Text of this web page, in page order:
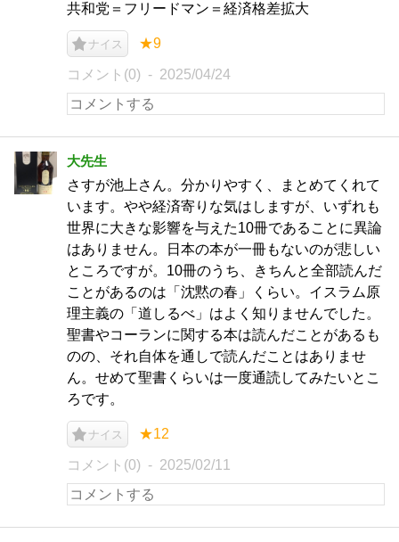
共和党＝フリードマン＝経済格差拡大
ナイス ★9
コメント(0) 2025/04/24
大先生
さすが池上さん。分かりやすく、まとめてくれて
います。やや経済寄りな気はしますが、いずれも
世界に大きな影響を与えた10冊であることに異論
はありません。日本の本が一冊もないのが悲しい
ところですが。10冊のうち、きちんと全部読んだ
ことがあるのは「沈黙の春」くらい。イスラム原
理主義の「道しるべ」はよく知りませんでした。
聖書やコーランに関する本は読んだことがあるも
のの、それ自体を通しで読んだことはありませ
ん。せめて聖書くらいは一度通読してみたいとこ
ろです。
ナイス ★12
コメント(0) 2025/02/11